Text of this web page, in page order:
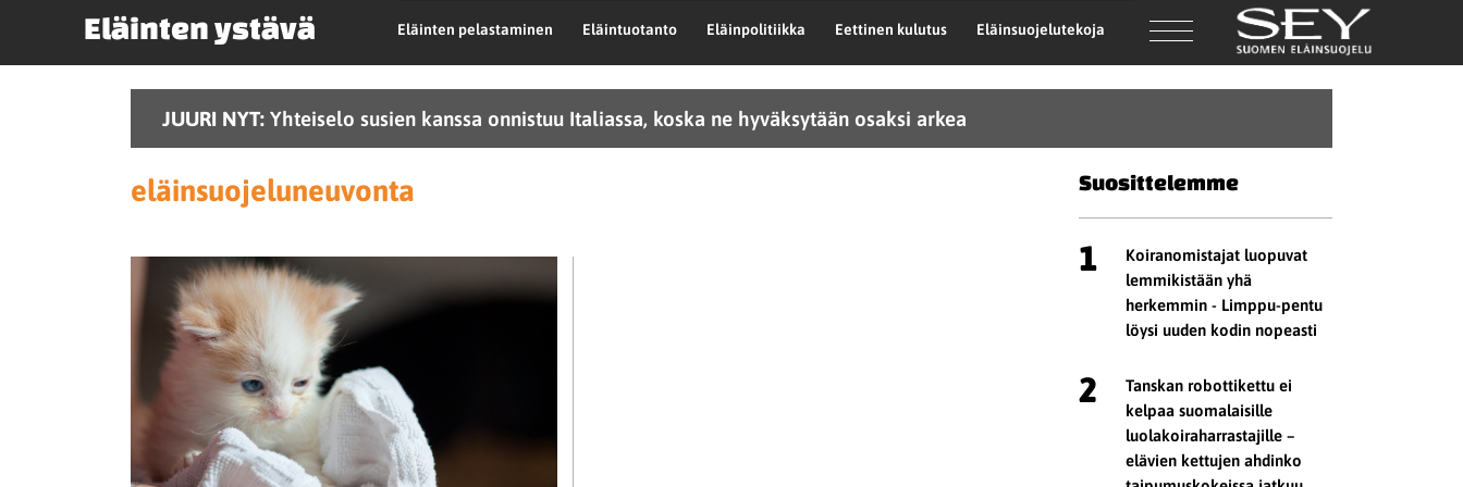
Eläinten ystävä Eläinten pelastaminen Eläintuotanto Eläinpolitiikka Eettinen kulutus Eläinsuojelutekoja
JUURI NYT: Yhteiselo susien kanssa onnistuu Italiassa, koska ne hyväksytään osaksi arkea
eläinsuojeluneuvonta Suosittelemme
1
Koiranomistajat luopuvat
lemmikistään yhä
herkemmin - Limppu-pentu
löysi uuden kodin nopeasti
2
Tanskan robottikettu ei
kelpaa suomalaisille
luolakoiraharrastajille –
elävien kettujen ahdinko